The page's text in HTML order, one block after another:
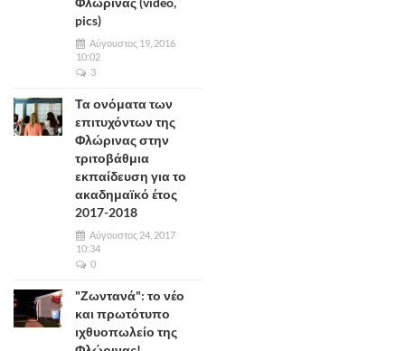
pics)
Αύγουστος 19, 2016
10:02
3
Τα ονόματα των
επιτυχόντων της
Φλώρινας στην
τριτοβάθμια
εκπαίδευση για το
ακαδημαϊκό έτος
2017-2018
Αύγουστος 24, 2017
10:34
0
"Ζωντανά": το νέο
και πρωτότυπο
ιχθυοπωλείο της